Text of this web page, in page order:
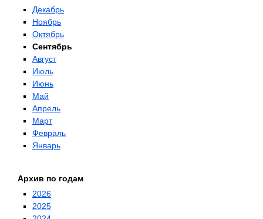
Декабрь
Ноябрь
Октябрь
Сентябрь
Август
Июль
Июнь
Май
Апрель
Март
Февраль
Январь
Архив по годам
2026
2025